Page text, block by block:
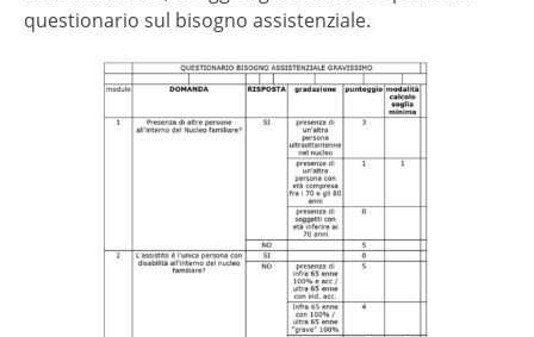
questionario sul bisogno assistenziale.